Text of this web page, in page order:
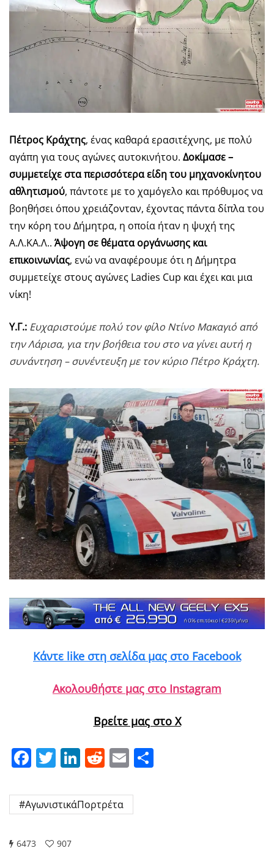
Πέτρος Κράχτης, ένας καθαρά ερασιτέχνης, με πολύ
αγάπη για τους αγώνες αυτοκινήτου. Δοκίμασε –
συμμετείχε στα περισσότερα είδη του μηχανοκίνητου
αθλητισμού, πάντοτε με το χαμόγελο και πρόθυμος να
βοηθήσει όπου χρειάζονταν, έχοντας πάντα δίπλα του
την κόρη του Δήμητρα, η οποία ήταν η ψυχή της
Α.Λ.ΚΑ.Λ.. Άψογη σε θέματα οργάνωσης και
επικοινωνίας, ενώ να αναφέρουμε ότι η Δήμητρα
συμμετείχε στους αγώνες Ladies Cup και έχει και μια
νίκη!
Υ.Γ.: Ευχαριστούμε πολύ τον φίλο Ντίνο Μακαγιό από
την Λάρισα, για την βοήθεια του στο να γίνει αυτή η
συνάντηση – συνέντευξη με τον κύριο Πέτρο Κράχτη.
Κάντε like στη σελίδα μας στο Facebook
Ακολουθήστε μας στο Instagram
Βρείτε μας στο X
Facebook
Twitter
LinkedIn
Reddit
Email
#ΑγωνιστικάΠορτρέτα
6473 907